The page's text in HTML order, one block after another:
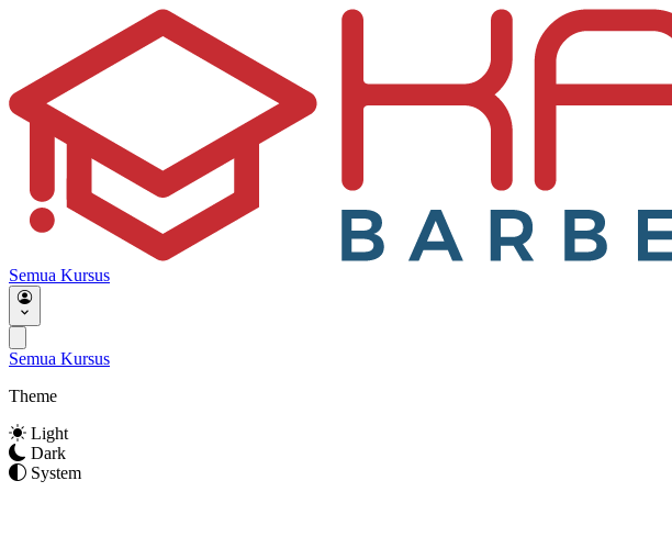
Semua Kursus
Semua Kursus
Theme
Light
Dark
System